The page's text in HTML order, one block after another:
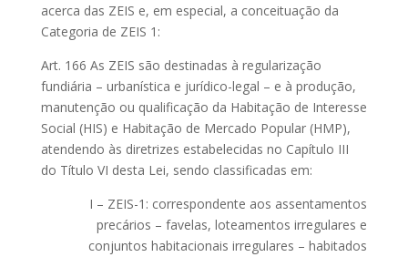
acerca das ZEIS e, em especial, a conceituação da
Categoria de ZEIS 1:
Art. 166 As ZEIS são destinadas à regularização
fundiária – urbanística e jurídico-legal – e à produção,
manutenção ou qualificação da Habitação de Interesse
Social (HIS) e Habitação de Mercado Popular (HMP),
atendendo às diretrizes estabelecidas no Capítulo III
do Título VI desta Lei, sendo classificadas em:
I – ZEIS-1: correspondente aos assentamentos
precários – favelas, loteamentos irregulares e
conjuntos habitacionais irregulares – habitados